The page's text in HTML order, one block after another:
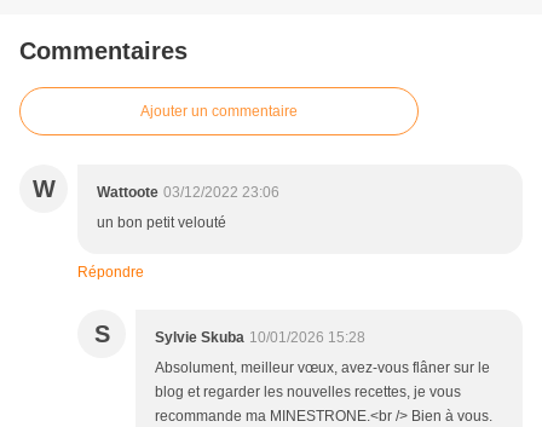
Commentaires
Ajouter un commentaire
W Wattoote 03/12/2022 23:06
un bon petit velouté
Répondre
S Sylvie Skuba 10/01/2026 15:28
Absolument, meilleur vœux, avez-vous flâner sur le
blog et regarder les nouvelles recettes, je vous
recommande ma MINESTRONE.<br /> Bien à vous.